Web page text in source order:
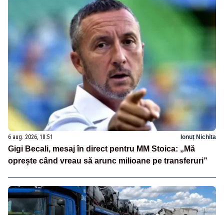
6 aug. 2026, 18:51 Ionuț Nichita
Gigi Becali, mesaj în direct pentru MM Stoica: „Mă
oprește când vreau să arunc milioane pe transferuri”